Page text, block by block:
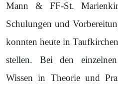
Mann & FF-St.
Schulungen und
konnten heute in
stellen. Bei den
Wissen in Theorie und